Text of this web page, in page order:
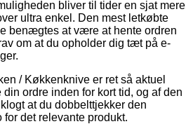
bliver til tider en sjat mere
ultra enkel. Den mest letkøbte
benægtes at være at hente ordren
om at du opholder dig tæt på e-
/ Køkkenknive er ret så aktuel
ordre inden for kort tid, og af den
at du dobbelttjekker den
det relevante produkt.